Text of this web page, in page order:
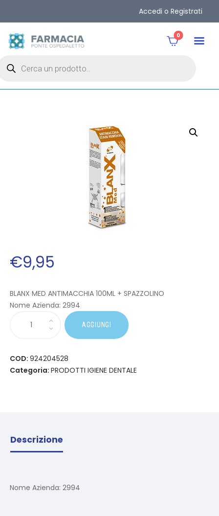
Accedi o Registrati
0
€9,95
BLANX MED ANTIMACCHIA 100ML + SPAZZOLINO
Nome Azienda: 2994
AGGIUNGI
COD: 924204528
Categoria: PRODOTTI IGIENE DENTALE
Descrizione
Nome Azienda: 2994